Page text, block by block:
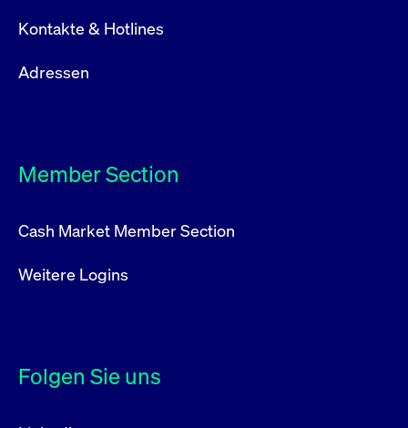
Kontakte & Hotlines
Adressen
Member Section
Cash Market Member Section
Weitere Logins
Folgen Sie uns